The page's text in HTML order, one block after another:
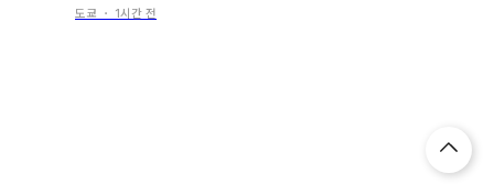
계
도쿄 ・ 1시간 전